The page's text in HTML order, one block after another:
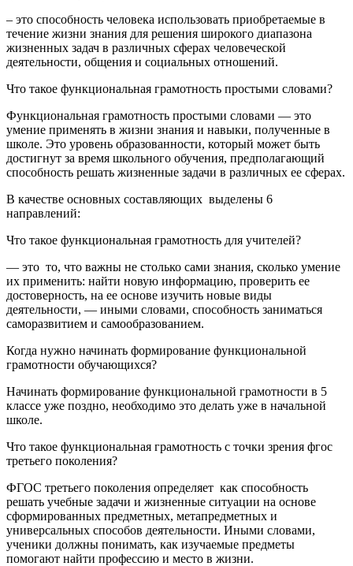
– это способность человека использовать приобретаемые в
течение жизни знания для решения широкого диапазона
жизненных задач в различных сферах человеческой
деятельности, общения и социальных отношений.
Что такое функциональная грамотность простыми словами?
Функциональная грамотность простыми словами — это
умение применять в жизни знания и навыки, полученные в
школе. Это уровень образованности, который может быть
достигнут за время школьного обучения, предполагающий
способность решать жизненные задачи в различных ее сферах.
В качестве основных составляющих выделены 6
направлений:
Что такое функциональная грамотность для учителей?
— это то, что важны не столько сами знания, сколько умение
их применить: найти новую информацию, проверить ее
достоверность, на ее основе изучить новые виды
деятельности, — иными словами, способность заниматься
саморазвитием и самообразованием.
Когда нужно начинать формирование функциональной
грамотности обучающихся?
Начинать формирование функциональной грамотности в 5
классе уже поздно, необходимо это делать уже в начальной
школе.
Что такое функциональная грамотность с точки зрения фгос
третьего поколения?
ФГОС третьего поколения определяет как способность
решать учебные задачи и жизненные ситуации на основе
сформированных предметных, метапредметных и
универсальных способов деятельности. Иными словами,
ученики должны понимать, как изучаемые предметы
помогают найти профессию и место в жизни.